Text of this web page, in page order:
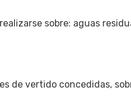
sobre: aguas
de vertido concedidas,